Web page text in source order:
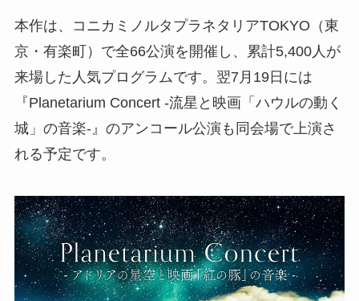
本作は、コニカミノルタプラネタリアTOKYO（東
京・有楽町）で全66公演を開催し、累計5,400人が
来場した人気プログラムです。翌7月19日には
『Planetarium Concert -流星と映画「ハウルの動く
城」の音楽-』のアンコール公演も同会場で上演さ
れる予定です。